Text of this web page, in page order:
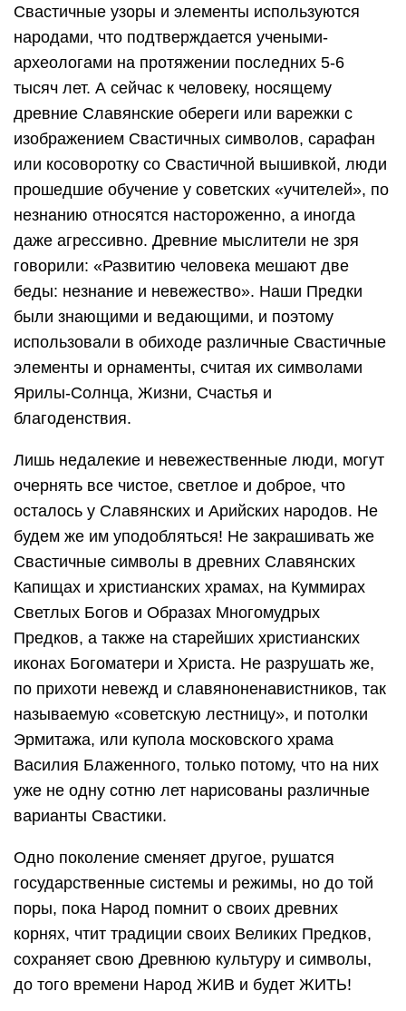
Свастичные узоры и элементы используются
народами, что подтверждается учеными-
археологами на протяжении последних 5-6
тысяч лет. А сейчас к человеку, носящему
древние Славянские обереги или варежки с
изображением Свастичных символов, сарафан
или косоворотку со Свастичной вышивкой, люди
прошедшие обучение у советских «учителей», по
незнанию относятся настороженно, а иногда
даже агрессивно. Древние мыслители не зря
говорили: «Развитию человека мешают две
беды: незнание и невежество». Наши Предки
были знающими и ведающими, и поэтому
использовали в обиходе различные Свастичные
элементы и орнаменты, считая их символами
Ярилы-Солнца, Жизни, Счастья и
благоденствия.
Лишь недалекие и невежественные люди, могут
очернять все чистое, светлое и доброе, что
осталось у Славянских и Арийских народов. Не
будем же им уподобляться! Не закрашивать же
Свастичные символы в древних Славянских
Капищах и христианских храмах, на Куммирах
Светлых Богов и Образах Многомудрых
Предков, а также на старейших христианских
иконах Богоматери и Христа. Не разрушать же,
по прихоти невежд и славяноненавистников, так
называемую «советскую лестницу», и потолки
Эрмитажа, или купола московского храма
Василия Блаженного, только потому, что на них
уже не одну сотню лет нарисованы различные
варианты Свастики.
Одно поколение сменяет другое, рушатся
государственные системы и режимы, но до той
поры, пока Народ помнит о своих древних
корнях, чтит традиции своих Великих Предков,
сохраняет свою Древнюю культуру и символы,
до того времени Народ ЖИВ и будет ЖИТЬ!